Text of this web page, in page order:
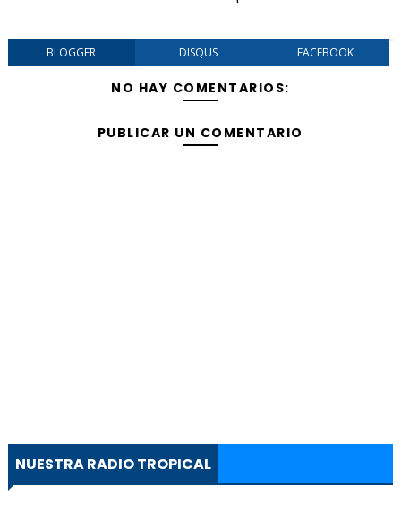
BLOGGER DISQUS FACEBOOK
NO HAY COMENTARIOS:
PUBLICAR UN COMENTARIO
NUESTRA RADIO TROPICAL